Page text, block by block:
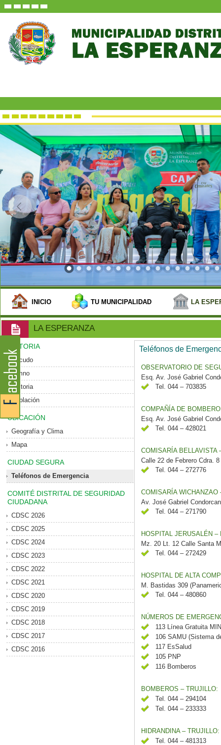
INICIO TU MUNICIPALIDAD LA
LA ESPERANZA
HISTORIA
Escudo
Himno
Historia
Población
UBICACIÓN
Geografía y Clima
Mapa
CIUDAD SEGURA
Teléfonos de Emergencia
COMITÉ DISTRITAL DE SEGURIDAD
CIUDADANA
CDSC 2026
CDSC 2025
CDSC 2024
CDSC 2023
CDSC 2022
CDSC 2021
CDSC 2020
CDSC 2019
CDSC 2018
CDSC 2017
CDSC 2016
Teléfonos de
OBSERVATORIO DE
Esq. Av. José Gabriel
Tel. 044 – 703835
COMPAÑÍA DE
Esq. Av. José Gabriel
Tel. 044 – 428021
COMISARÍA BELLAVISTA
Calle 22 de Febrero Cdra. 8
Tel. 044 – 272776
COMISARÍA WICHANZAO
Av. José Gabriel
Tel. 044 – 271790
HOSPITAL JERUSALÉN –
Mz. 20 Lt. 12 Calle Santa
Tel. 044 – 272429
HOSPITAL DE ALTA
M. Bastidas 309
Tel. 044 – 480860
NÚMEROS DE
113 Línea Gratuita
106 SAMU (Sistema
117 EsSalud
105 PNP
116 Bomberos
BOMBEROS – TRUJILLO:
Tel. 044 – 294104
Tel. 044 – 233333
HIDRANDINA – TRUJILLO:
Tel. 044 – 481313